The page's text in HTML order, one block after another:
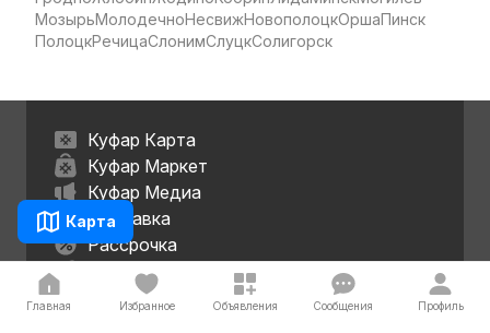
Карта
МозырьМолодечноНесвижНовополоцкОршаПинск
ПолоцкРечицаСлонимСлуцкСолигорск
Главная Избранное Объявления Сообщения Профиль
Куфар Карта
Куфар Маркет
Куфар Медиа
Доставка
Рассрочка
Услуги продвижения